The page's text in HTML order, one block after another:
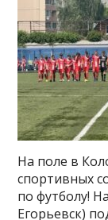
На поле в
спортивных
по футболу!
Егорьевск)